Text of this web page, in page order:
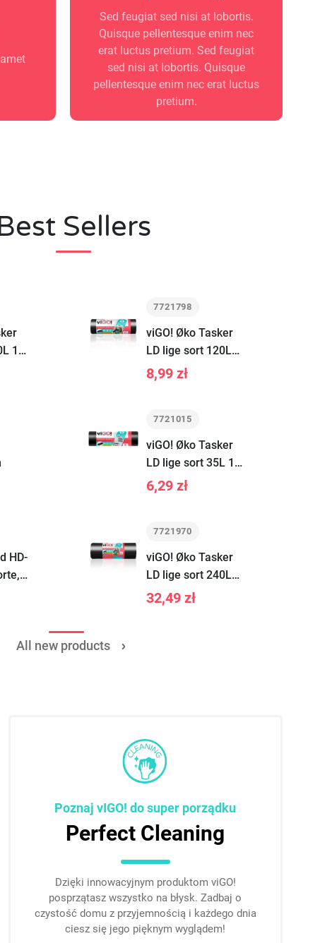
Sed feugiat sed nisi at lobortis.
Quisque pellentesque enim nec
erat luctus pretium. Sed feugiat
sed nisi at lobortis. Quisque
pellentesque enim nec erat luctus
pretium.
Sellers
10
7721798
viGO! Øko Tasker
LD lige sort 120L
10 stk
8,99 zł
7721015
viGO! Øko Tasker
LD lige sort 35L 15
stk
6,29 zł
HD-
7721970
viGO! Øko Tasker
LD lige sort 240L
10 stk
32,49 zł
All new products
Poznaj vIGO! do super porządku
Perfect Cleaning
Dzięki innowacyjnym produktom viGO!
posprzątasz wszystko na błysk. Zadbaj o
czystość domu z przyjemnością i każdego dnia
ciesz się jego pięknym wyglądem!